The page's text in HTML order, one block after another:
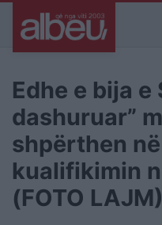
Edhe e bija e
dashuruar”
shpërthen
kualifikimin
(FOTO LAJM)